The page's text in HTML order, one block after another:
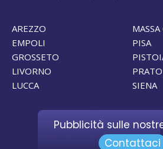
AREZZO
EMPOLI
GROSSETO
LIVORNO
LUCCA
PISA
PRATO
SIENA
Pubblicità sulle
Contattaci